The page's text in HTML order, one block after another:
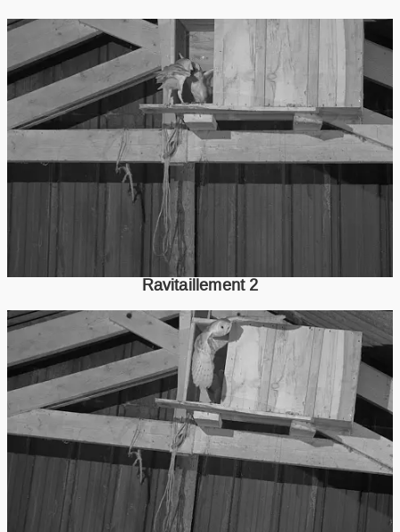
Ravitaillement 2